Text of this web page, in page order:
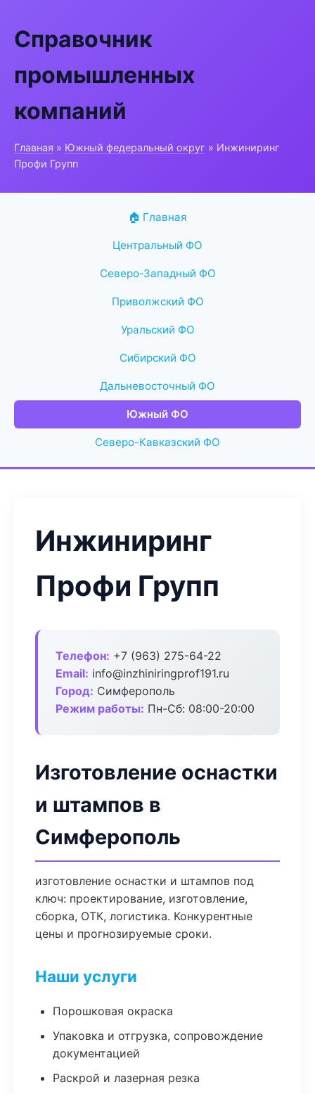
Справочник
промышленных
компаний
Главная » Южный федеральный округ » Инжиниринг
Профи Групп
🏠 Главная
Центральный ФО
Северо-Западный ФО
Приволжский ФО
Уральский ФО
Сибирский ФО
Дальневосточный ФО
Южный ФО
Северо-Кавказский ФО
Инжиниринг
Профи Групп
Телефон: +7 (963) 275-64-22
Email: info@inzhiniringprof191.ru
Город: Симферополь
Режим работы: Пн-Сб: 08:00-20:00
Изготовление оснастки
и штампов в
Симферополь
изготовление оснастки и штампов под
ключ: проектирование, изготовление,
сборка, ОТК, логистика. Конкурентные
цены и прогнозируемые сроки.
Наши услуги
Порошковая окраска
Упаковка и отгрузка, сопровождение
документацией
Раскрой и лазерная резка